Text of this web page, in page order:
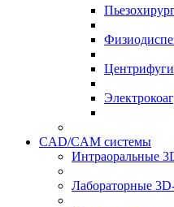
Центрифуги
CAD/CAM системы
Интраоральные
Лабораторные